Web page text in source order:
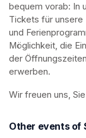
bequem vorab: In
Tickets für unsere
und
Möglichkeit, die
der
erwerben.
Wir freuen uns,
Other events of